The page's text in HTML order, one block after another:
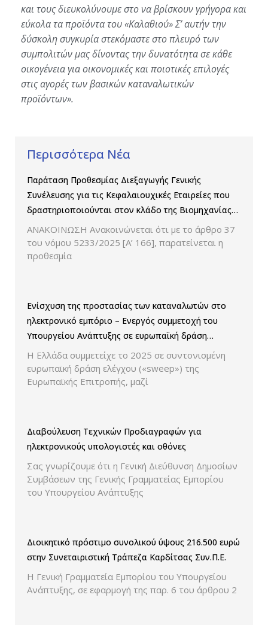
και τους διευκολύνουμε στο να βρίσκουν γρήγορα και
εύκολα τα προϊόντα του «Καλαθιού» Σ’ αυτήν την
δύσκολη συγκυρία στεκόμαστε στο πλευρό των
συμπολιτών μας δίνοντας την δυνατότητα σε κάθε
οικογένεια για οικονομικές και ποιοτικές επιλογές
στις αγορές των βασικών καταναλωτικών
προϊόντων».
Περισσότερα Νέα
Παράταση Προθεσμίας Διεξαγωγής Γενικής
Συνέλευσης για τις Κεφαλαιουχικές Εταιρείες που
δραστηριοποιούνται στον κλάδο της Βιομηχανίας
Παραγωγής και Εμπορίας Φαρμάκων
ΑΝΑΚΟΙΝΩΣΗ Ανακοινώνεται ότι με το άρθρο 37
του νόμου 5233/2025 [Α’ 166], παρατείνεται η
προθεσμία
Ενίσχυση της προστασίας των καταναλωτών στο
ηλεκτρονικό εμπόριο – Ενεργός συμμετοχή του
Υπουργείου Ανάπτυξης σε ευρωπαϊκή δράση
ελέγχου παρουσίασης των τιμών και των
εκπτώσεων.
Η Ελλάδα συμμετείχε το 2025 σε συντονισμένη
ευρωπαϊκή δράση ελέγχου («sweep») της
Ευρωπαϊκής Επιτροπής, μαζί
Διαβούλευση Τεχνικών Προδιαγραφών για
ηλεκτρονικούς υπολογιστές και οθόνες
Σας γνωρίζουμε ότι η Γενική Διεύθυνση Δημοσίων
Συμβάσεων της Γενικής Γραμματείας Εμπορίου
του Υπουργείου Ανάπτυξης
Διοικητικό πρόστιμο συνολικού ύψους 216.500 ευρώ
στην Συνεταιριστική Τράπεζα Καρδίτσας Συν.Π.Ε.
Η Γενική Γραμματεία Εμπορίου του Υπουργείου
Ανάπτυξης, σε εφαρμογή της παρ. 6 του άρθρου 2